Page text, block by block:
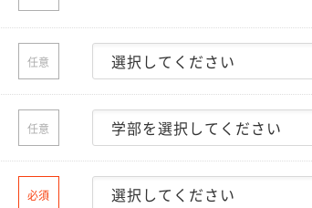
任意
任意
必須